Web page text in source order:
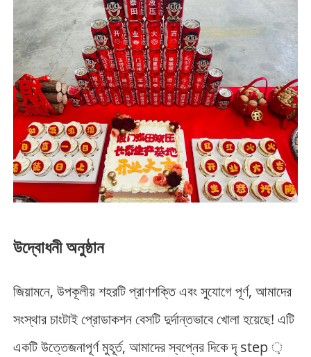
উদ্বোধনী অনুষ্ঠান
জিয়ামনে, উপকূলীয় শহরটি প্রাণশক্তি এবং সুযোগে পূর্ণ, আমাদের
সংস্থার চাংটাই প্রোডাকশন বেসটি দুর্দান্তভাবে খোলা হয়েছে! এটি
একটি উত্তেজনাপূর্ণ মুহূর্ত, আমাদের স্বপ্নের দিকে দৃ step ়